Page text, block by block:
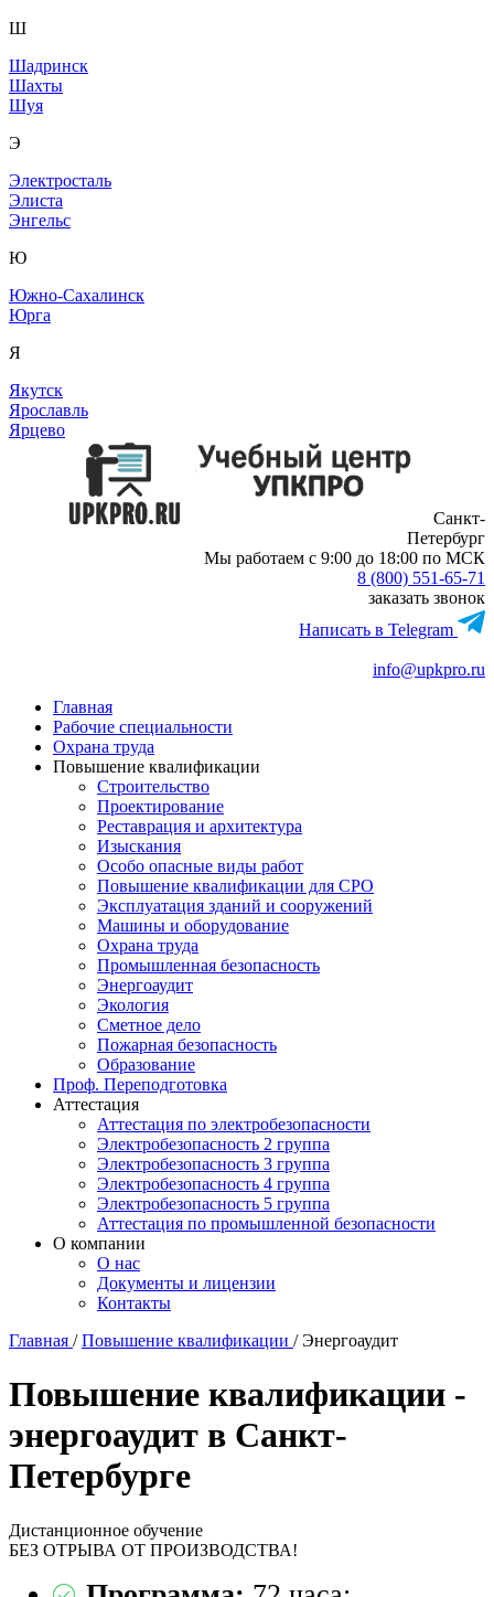
Ш
Шадринск
Шахты
Шуя
Э
Электросталь
Элиста
Энгельс
Ю
Южно-Сахалинск
Юрга
Я
Якутск
Ярославль
Ярцево
Санкт-
Петербург
Мы работаем с 9:00 до 18:00 по МСК
8 (800) 551-65-71
заказать звонок
Написать в Telegram
info@upkpro.ru
Главная
Рабочие специальности
Охрана труда
Повышение квалификации
Строительство
Проектирование
Реставрация и архитектура
Изыскания
Особо опасные виды работ
Повышение квалификации для СРО
Эксплуатация зданий и сооружений
Машины и оборудование
Охрана труда
Промышленная безопасность
Энергоаудит
Экология
Сметное дело
Пожарная безопасность
Образование
Проф. Переподготовка
Аттестация
Аттестация по электробезопасности
Электробезопасность 2 группа
Электробезопасность 3 группа
Электробезопасность 4 группа
Электробезопасность 5 группа
Аттестация по промышленной безопасности
О компании
О нас
Документы и лицензии
Контакты
Главная /Повышение квалификации /Энергоаудит
Повышение квалификации -
энергоаудит в Санкт-
Петербурге
Дистанционное обучение
БЕЗ ОТРЫВА ОТ ПРОИЗВОДСТВА!